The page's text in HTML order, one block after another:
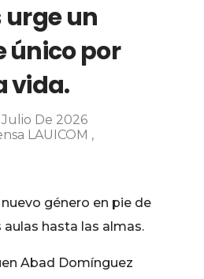
urge un
único por
vida.
De 2026
LAUICOM
género en pie de
aulas hasta las almas.
Abad Domínguez